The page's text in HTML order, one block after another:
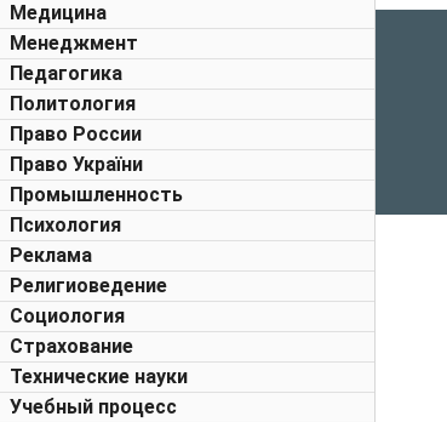
Медицина
Менеджмент
Педагогика
Политология
Право России
Право України
Промышленность
Психология
Реклама
Религиоведение
Социология
Страхование
Технические науки
Учебный процесс